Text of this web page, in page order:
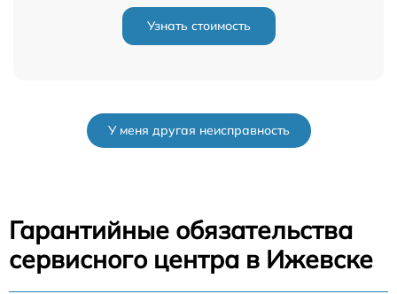
Узнать стоимость
У меня другая неисправность
Гарантийные обязательства
сервисного центра в Ижевске